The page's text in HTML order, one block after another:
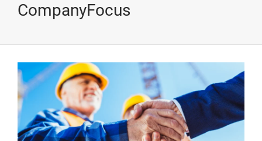
CompanyFocus